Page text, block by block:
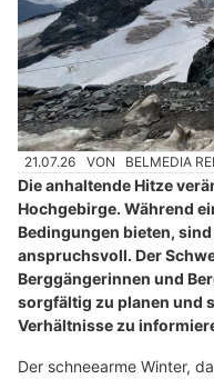
21.07.26 VON BELMEDIA
Die anhaltende Hitze
Hochgebirge. Während
Bedingungen bieten,
anspruchsvoll. Der
Berggängerinnen und
sorgfältig zu planen und
Verhältnisse zu
Der schneearme Winter,